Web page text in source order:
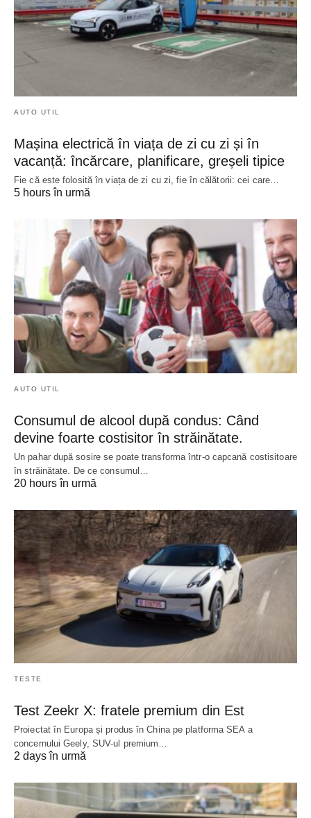
AUTO UTIL
Mașina electrică în viața de zi cu zi și în
vacanță: încărcare, planificare, greșeli tipice
Fie că este folosită în viața de zi cu zi, fie în călătorii: cei care…
5 hours în urmă
AUTO UTIL
Consumul de alcool după condus: Când
devine foarte costisitor în străinătate.
Un pahar după sosire se poate transforma într-o capcană costisitoare
în străinătate. De ce consumul…
20 hours în urmă
TESTE
Test Zeekr X: fratele premium din Est
Proiectat în Europa și produs în China pe platforma SEA a
concernului Geely, SUV-ul premium…
2 days în urmă